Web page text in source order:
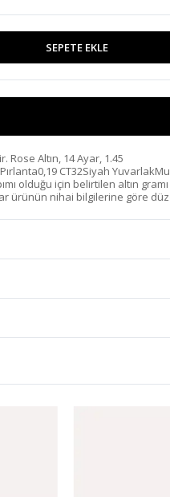
SEPETE EKLE
Altın, 14 Ayar, 1.45
CT32Siyah
olduğu için belirtilen altın
ürünün nihai bilgilerine göre